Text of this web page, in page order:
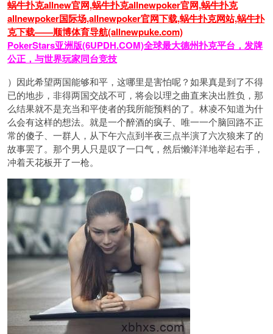
蜗牛扑克allnew官网,蜗牛扑克allnewpoker官网,蜗牛扑克
allnewpoker国际场,allnewpoker官网下载,蜗牛扑克网站,蜗牛扑
克下载——顺博体育导航(allnewpuke.com)
PokerStars亚洲版(6UPDH.COM)全球最大德州扑克平台，发牌
公正，与世界玩家同台竞技
）因此希望两国能够和平，这哪里是害怕呢？如果真是到了不得
已的地步，非得两国交战不可，将会以理之曲直来决出胜负，那
么结果就不是充当和平使者的我所能预料的了。林凌不知道为什
么会有这样的想法。就是一个醉酒的疯子、唯一一个脑回路不正
常的傻子、一群人，从下午六点到半夜三点半演了六次狼来了的
故事罢了。那个男人只是叹了一口气，然后懒洋洋地举起右手，
冲着天花板开了一枪。